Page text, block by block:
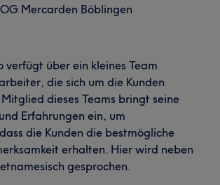
Mercarden Böblingen
verfügt über ein kleines Team
die sich um die Kunden
Mitglied dieses Teams bringt seine
Erfahrungen ein, um
die Kunden die bestmögliche
erhalten. Hier wird neben
gesprochen.